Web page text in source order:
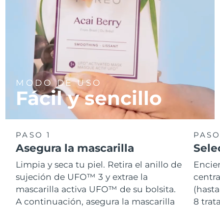
MODO DE USO
Fácil y sencillo
PASO 1
Asegura la mascarilla
Limpia y seca tu piel. Retira el anillo de
sujeción de UFO™ 3 y extrae la
mascarilla activa UFO™ de su bolsita.
A continuación, asegura la mascarilla
8